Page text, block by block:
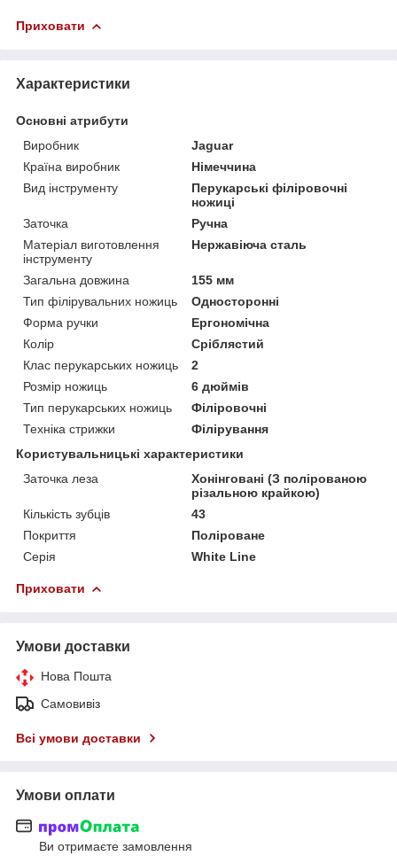
Приховати
Характеристики
Основні атрибути
Виробник
Jaguar
Країна виробник
Німеччина
Вид інструменту
Перукарські філіровочні
ножиці
Заточка
Ручна
Матеріал виготовлення
інструменту
Нержавіюча сталь
Загальна довжина
155 мм
Тип філірувальних ножиць
Односторонні
Форма ручки
Ергономічна
Колір
Сріблястий
Клас перукарських ножиць
2
Розмір ножиць
6 дюймів
Тип перукарських ножиць
Філіровочні
Техніка стрижки
Філірування
Користувальницькі характеристики
Заточка леза
Хонінговані (З полірованою
різальною крайкою)
Кількість зубців
43
Покриття
Поліроване
Серія
White Line
Приховати
Умови доставки
Нова Пошта
Самовивіз
Всі умови доставки
Умови оплати
Ви отримаєте замовлення